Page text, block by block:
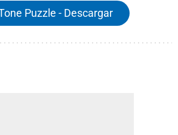
Puzzle - Descargar